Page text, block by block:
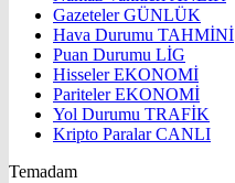
GazetelerGÜNLÜK
Hava Durumu TAHMİNİ
Puan Durumu LİG
HisselerEKONOMİ
ParitelerEKONOMİ
Yol Durumu TRAFİK
Kripto ParalarCANLI
Temadam